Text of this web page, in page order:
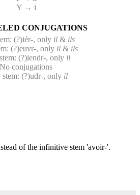
Y → i
CONJUGATIONS
(?)iér-, only il & ils
(?)euvr-, only il & ils
(?)iendr-, only il
No conjugations
(?)udr-, only il
of the infinitive stem 'avoir-'.